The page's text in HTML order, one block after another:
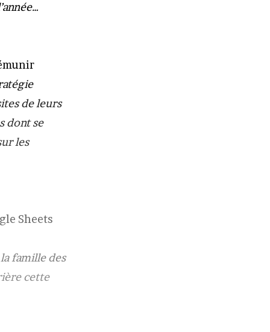
de leurs
dont se
les
Sheets
famille des
cette